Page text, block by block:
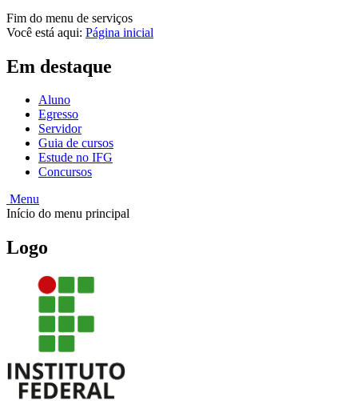
Fim do menu de serviços
Você está aqui: Página inicial
Em destaque
Aluno
Egresso
Servidor
Guia de cursos
Estude no IFG
Concursos
Menu
Início do menu principal
Logo